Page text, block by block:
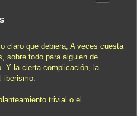
claro que debiera; A veces cuesta
sobre todo para alguien de
Y la cierta complicación, la
iberismo.
trivial o el